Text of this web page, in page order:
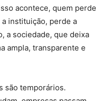
acontece, quem perde
instituição, perde a
a sociedade, que deixa
ampla, transparente e
são temporários.